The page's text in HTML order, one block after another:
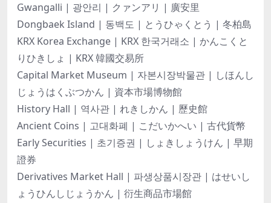
Gwangalli | 광안리 | クァンアリ | 廣安里
Dongbaek Island | 동백도 | とうひゃくとう | 冬柏島
KRX Korea Exchange | KRX 한국거래소 | かんこくと
りひきしょ | KRX 韓國交易所
Capital Market Museum | 자본시장박물관 | しほんし
じょうはくぶつかん | 資本市場博物館
History Hall | 역사관 | れきしかん | 歷史館
Ancient Coins | 고대화폐 | こだいかへい | 古代貨幣
Early Securities | 초기증권 | しょきしょうけん | 早期
證券
Derivatives Market Hall | 파생상품시장관 | はせいし
ょうひんしじょうかん | 衍生商品市場館